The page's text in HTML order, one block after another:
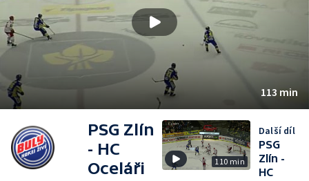
113 min
PSG Zlín
- HC
Oceláři
110 min
Další díl
PSG
Zlín -
HC